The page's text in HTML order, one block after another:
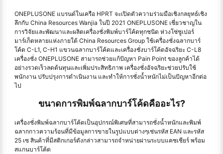
ONEPLUSONE แบรนด์ในเครือ HPRT จะเปิดตัวความร่วมมือเชิงกลยุทธ์เชิง
ลึกกับ China Resources Wanjia ในปี 2021 ONEPLUSONE เชี่ยวชาญใน
การวิจัยและพัฒนาและผลิตเครื่องชั่งพิมพ์บาร์โค้ดทุกชนิด ห่วงโซ่ซูเปอร์
มาร์เก็ตหลายแห่งภายใต้ China Resources Group ใช้เครื่องชั่งฉลากบาร์
โค้ด C-L1, C-H1 แขวนฉลากบาร์โค้ดและเครื่องชั่งบาร์โค้ดอัจฉริยะ C-L8
เครื่องชั่ง ONEPLUSONE สามารถช่วยแก้ปัญหา Pain Point ของลูกค้าได้
อย่างรวดเร็วลดต้นทุนและเพิ่มประสิทธิภาพ เครื่องชั่งอัจฉริยะช่วยปรับใช้
พนักงาน ปรับปรุงการดำเนินงาน และทำให้การชั่งน้ำหนักไม่เป็นปัญหาอีกต่อ
ไป
ขนาดการพิมพ์ฉลากบาร์โค้ดคืออะไร?
เครื่องชั่งพิมพ์ฉลากบาร์โค้ดเป็นอุปกรณ์พิเศษที่สามารถชั่งน้ำหนักและพิมพ์
ฉลากกาวความร้อนที่มีข้อมูลการขายในรูปแบบต่างๆเช่นรหัส EAN และรหัส
25 เซ สินค้าที่มีสติกเกอร์ดังกล่าวสามารถจำหน่ายผ่านระบบแคชเชียร์ พร้อม
สแกนบาร์โค้ด